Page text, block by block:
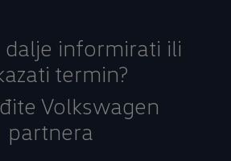
dalje informirati ili
termin?
Volkswagen
partnera